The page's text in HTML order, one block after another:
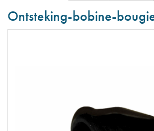
Ontsteking-bobine-